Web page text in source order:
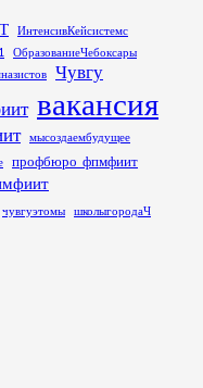
ИнтенсивКейсистемс
ОбразованиеЧебоксары
Чувгу
вакансия
мысоздаембудущее
профбюро_фпмфиит
чувгуэтомы школыгородаЧ